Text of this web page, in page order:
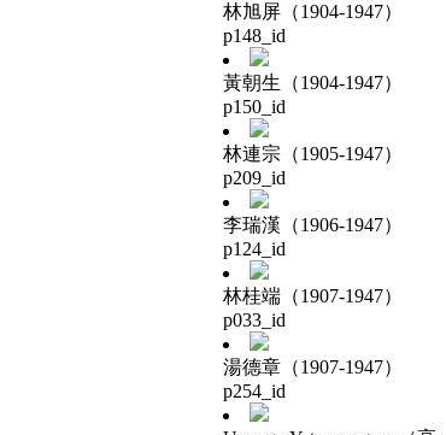
林旭屏（1904-1947）
p148_id
黃朝生（1904-1947）
p150_id
林連宗（1905-1947）
p209_id
李瑞漢（1906-1947）
p124_id
林桂端（1907-1947）
p033_id
湯德章（1907-1947）
p254_id